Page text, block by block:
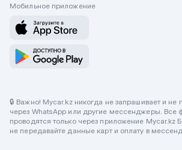
Мобильное приложение
🔒 Важно! Mycar.kz никогда не запрашивает и не
через WhatsApp или другие мессенджеры. Все
проводятся только через приложение Mycar.kz
не передавайте данные карт и оплату в